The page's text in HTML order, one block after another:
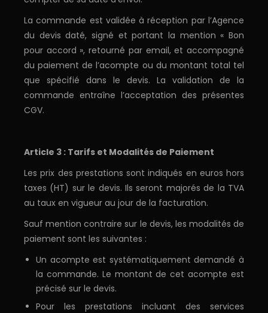
La commande est validée à réception par l’Agence
du devis daté, signé et portant la mention « Bon
pour accord », retourné par email, et accompagné
du paiement de l’acompte ou du montant total tel
que spécifié dans le devis. La validation de la
commande entraîne l’acceptation des présentes
CGV.
Article 3 : Tarifs et Modalités de Paiement
Les prix des prestations sont indiqués en euros hors
taxes (HT) sur le devis. Ils seront majorés de la TVA
au taux en vigueur au jour de la facturation.
Sauf mention contraire sur le devis, les modalités de
paiement sont les suivantes :
Un acompte est systématiquement demandé à
la commande. Le montant de cet acompte est
précisé sur le devis.
Pour les prestations incluant des services